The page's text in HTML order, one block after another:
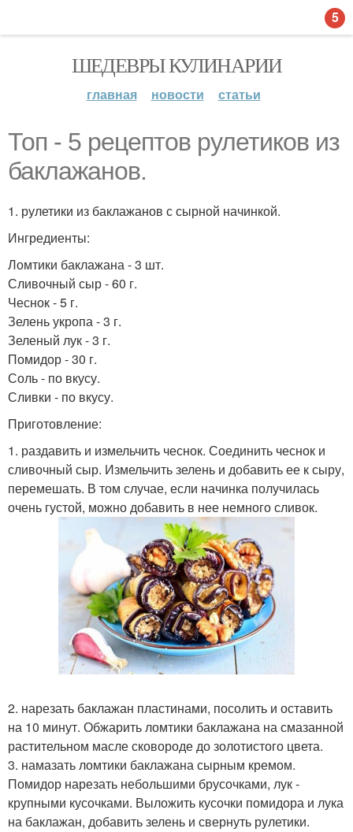
ШЕДЕВРЫ КУЛИНАРИИ
главная новости статьи
Топ - 5 рецептов рулетиков из
баклажанов.
1. рулетики из баклажанов с сырной начинкой.
Ингредиенты:
Ломтики баклажана - 3 шт.
Сливочный сыр - 60 г.
Чеснок - 5 г.
Зелень укропа - 3 г.
Зеленый лук - 3 г.
Помидор - 30 г.
Соль - по вкусу.
Сливки - по вкусу.
Приготовление:
1. раздавить и измельчить чеснок. Соединить чеснок и
сливочный сыр. Измельчить зелень и добавить ее к сыру,
перемешать. В том случае, если начинка получилась
очень густой, можно добавить в нее немного сливок.
2. нарезать баклажан пластинами, посолить и оставить
на 10 минут. Обжарить ломтики баклажана на смазанной
растительном масле сковороде до золотистого цвета.
3. намазать ломтики баклажана сырным кремом.
Помидор нарезать небольшими брусочками, лук -
крупными кусочками. Выложить кусочки помидора и лука
на баклажан, добавить зелень и свернуть рулетики.
5